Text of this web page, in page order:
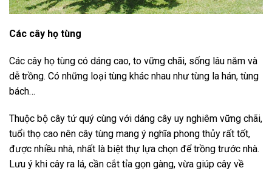
Các cây họ tùng
Các cây họ tùng có dáng cao, to vững chãi, sống lâu năm và
dễ trồng. Có những loại tùng khác nhau như tùng la hán, tùng
bách…
Thuộc bộ cây tứ quý cùng với dáng cây uy nghiêm vững chãi,
tuổi thọ cao nên cây tùng mang ý nghĩa phong thủy rất tốt,
được nhiều nhà, nhất là biệt thự lựa chọn để trồng trước nhà.
Lưu ý khi cây ra lá, cần cắt tỉa gọn gàng, vừa giúp cây về